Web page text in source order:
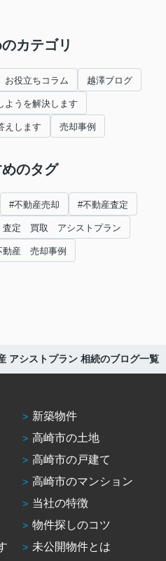
カテゴリ
お役立ちコラム 越澤ブログ
ようを解決します
えします 売却事例
のタグ
#不動産売却 #不動産査定
定 買取 アシストプラン
産 売却事例
アシストプラン 相続のブログ一覧
新築物件
高崎市の土地
高崎市の戸建て
高崎市のマンション
当社の特徴
物件探しのコツ
未公開物件とは